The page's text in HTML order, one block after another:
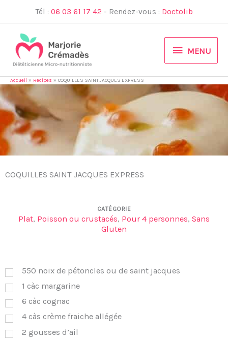
Tél : 06 03 61 17 42 - Rendez-vous : Doctolib
MENU
MENU
Accueil Recipes COQUILLES SAINT JACQUES EXPRESS
COQUILLES SAINT JACQUES EXPRESS
CATÉGORIE
Plat, Poisson ou crustacés, Pour 4 personnes, Sans
Gluten
550 noix de pétoncles ou de saint jacques
1 càc margarine
6 càc cognac
4 càs crème fraiche allégée
2 gousses d’ail